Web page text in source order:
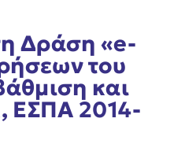
Δράση «e-
του
και
ΕΣΠΑ 2014-